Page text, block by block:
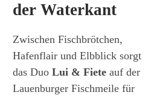
der Waterkant
Zwischen Fischbrötchen,
Hafenflair und Elbblick sorgt
das Duo Lui & Fieteauf der
Lauenburger Fischmeile für